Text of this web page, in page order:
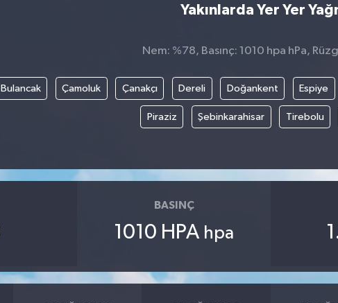
Yakınlarda Yer Yer
Nem: %78, Basınç: 1010 hpa hPa,
Bulancak Çamoluk Çanakçı Dereli Doğankent Espiye
Piraziz Şebinkarahisar Tirebolu
BASINÇ
1010 HPA hpa